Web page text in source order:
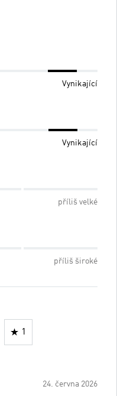
Vynikající
Vynikající
příliš velké
příliš široké
1
24. června 2026